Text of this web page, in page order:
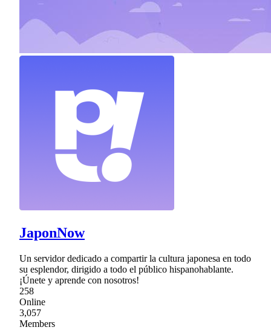
JaponNow
Un servidor dedicado a compartir la cultura japonesa en todo
su esplendor, dirigido a todo el público hispanohablante.
¡Únete y aprende con nosotros!
258
Online
3,057
Members